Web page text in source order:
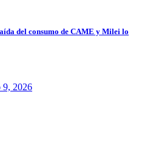
del consumo de CAME y Milei lo
9, 2026